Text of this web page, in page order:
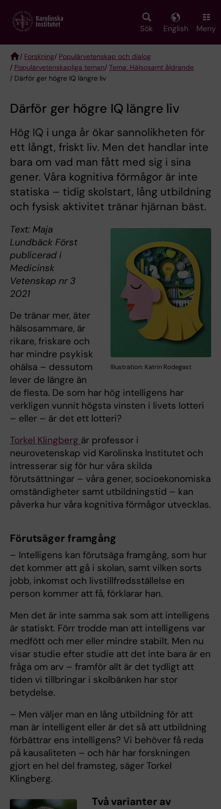
main
Sök English Meny
Breadcrumb
/ Forskning/ Populärvetenskap och dialog
/ Populärvetenskapliga teman/ Tema: Hälsosamt åldrande
/ Därför ger högre IQ längre liv
Därför ger högre IQ längre liv
Hög IQ i unga år ökar sannolikheten för
ett långt, friskt liv. Men det handlar inte
bara om vad man fått med sig i sina
gener. Våra kognitiva förmågor är inte
statiska – tidig skolstart, lång utbildning
och fysisk aktivitet tränar hjärnan bäst.
Illustration: Katrin Rodegast
Text: Maja
Lundbäck Först
publicerad i
Medicinsk
Vetenskap nr 3
2021
De tränar mer, äter
hälsosammare, är
rikare, friskare och
har mindre psykisk
ohälsa – dessutom
lever de längre än
de flesta. De som har hög intelligens har
verkligen vunnit högsta vinsten i livets lotteri
– eller – är det ett lotteri?
Torkel Klingberg är professor i
neurovetenskap vid Karolinska Institutet och
intresserar sig för hur våra skilda
förutsättningar – våra gener, socioekonomiska
omständigheter samt utbildningstid – kan
påverka hur våra kognitiva förmågor utvecklas.
Förutsäger framgång
– Intelligens kan förutsäga framgång, som hur
det kommer att gå i skolan, samt vilken sorts
jobb, inkomst och livstillfredsställelse en
person kommer att få, förklarar han.
Men det är inte samma sak som att intelligens
är statiskt. Förr trodde man att intelligens var
medfött och mer eller mindre stabilt. Men nu
visar studie efter studie att det inte bara är en
fråga om arv – framför allt är det tydligt att
tiden vi tillbringar i skolbänken har stor
betydelse.
– Men väljer man en lång utbildning för att
man är intelligent eller är det så att utbildning
förbättrar ens intelligens? Vi behöver få reda
på kausaliteten – och här har forskningen
gjort en hel del framsteg, säger Torkel
Klingberg.
Två varianter av